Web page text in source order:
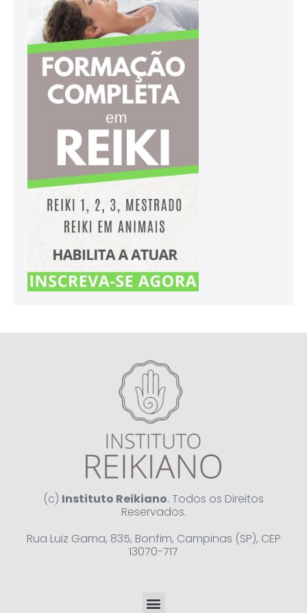
(c) Instituto Reikiano. Todos os Direitos
Reservados.
Rua Luiz Gama, 835, Bonfim, Campinas (SP), CEP
13070-717